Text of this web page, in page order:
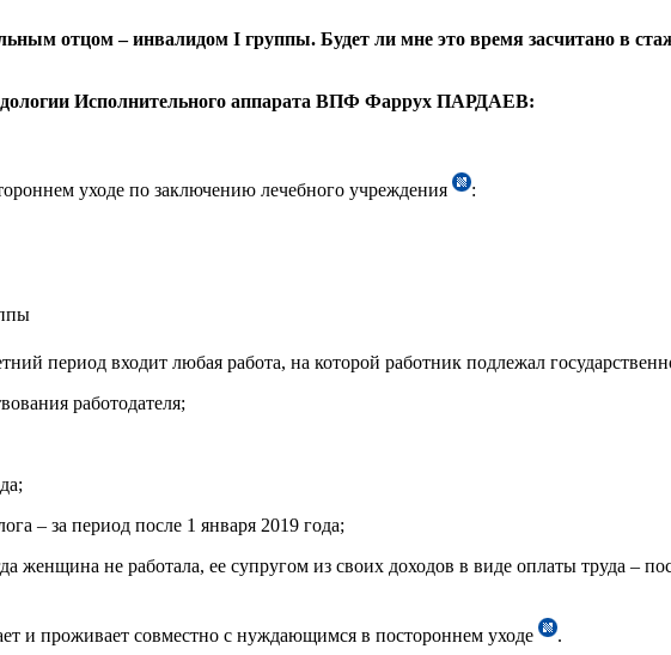
отцом – инвалидом I группы. Будет ли мне это время засчитано в
Исполнительного аппарата ВПФ Фаррух ПАРДАЕВ:
уходе по заключению лечебного учреждения
:
период входит любая работа, на которой работник подлежал
работодателя;
– за период после 1 января 2019 года;
женщина не работала, ее супругом из своих доходов в виде оплаты труда –
и проживает совместно с нуждающимся в постороннем уходе
.